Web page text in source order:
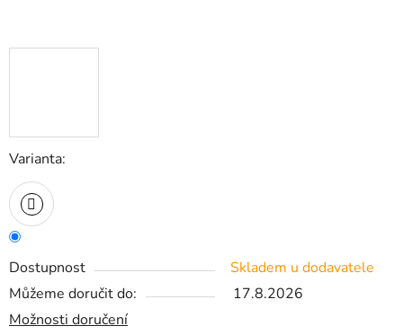
Varianta:
Dostupnost
Skladem u dodavatele
Můžeme doručit do:
17.8.2026
Možnosti doručení